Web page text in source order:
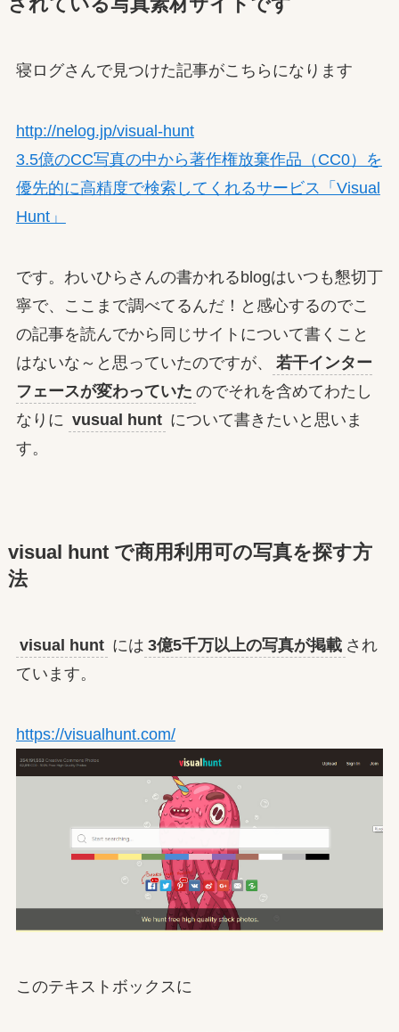
されている写真素材サイトです
寝ログさんで見つけた記事がこちらになります
http://nelog.jp/visual-hunt
3.5億のCC写真の中から著作権放棄作品（CC0）を
優先的に高精度で検索してくれるサービス「Visual
Hunt」
です。わいひらさんの書かれるblogはいつも懇切丁
寧で、ここまで調べてるんだ！と感心するのでこ
の記事を読んでから同じサイトについて書くこと
はないな～と思っていたのですが、
若干インター
フェースが変わっていた のでそれを含めてわたし
なりに vusual hunt について書きたいと思いま
す。
visual hunt で商用利用可の写真を探す方
法
visual hunt には 3億5千万以上の写真が掲載 され
ています。
https://visualhunt.com/
このテキストボックスに